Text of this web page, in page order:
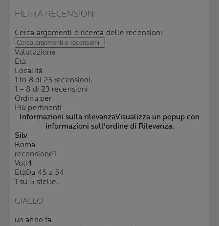
FILTRA RECENSIONI
Cerca argomenti e ricerca delle recensioni
Valutazione
Età
Località
1 to 8 di 23 recensioni.
1 – 8 di 23 recensioni
Ordina per
Più pertinenti
Informazioni sulla rilevanzaVisualizza un popup con
informazioni sull'ordine di Rilevanza.
Silv
Roma
recensione1
Voti4
EtàDa 45 a 54
1 su 5 stelle.
GIALLO
un anno fa